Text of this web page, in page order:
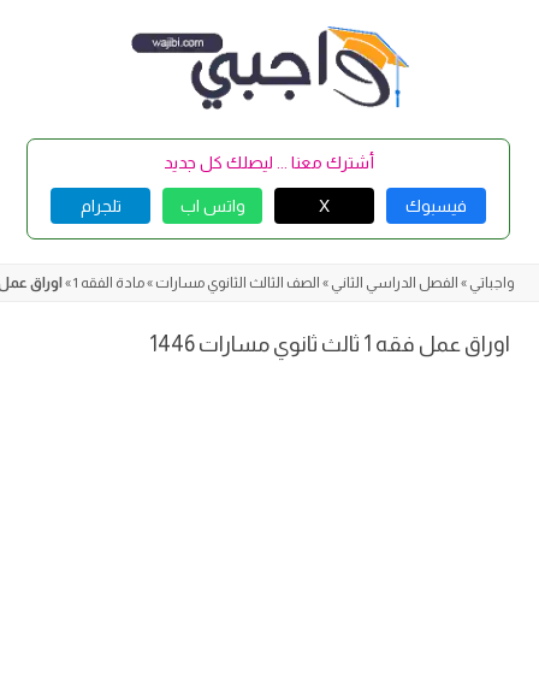
أشترك معنا ... ليصلك كل جديد
فيسبوك X واتس اب تلجرام
واجباتي » الفصل الدراسي الثاني » الصف الثالث الثانوي مسارات »مادة الفقه 1 » اوراق عمل فقه 1 ثالث
اوراق عمل فقه 1 ثالث ثانوي مسارات 1446